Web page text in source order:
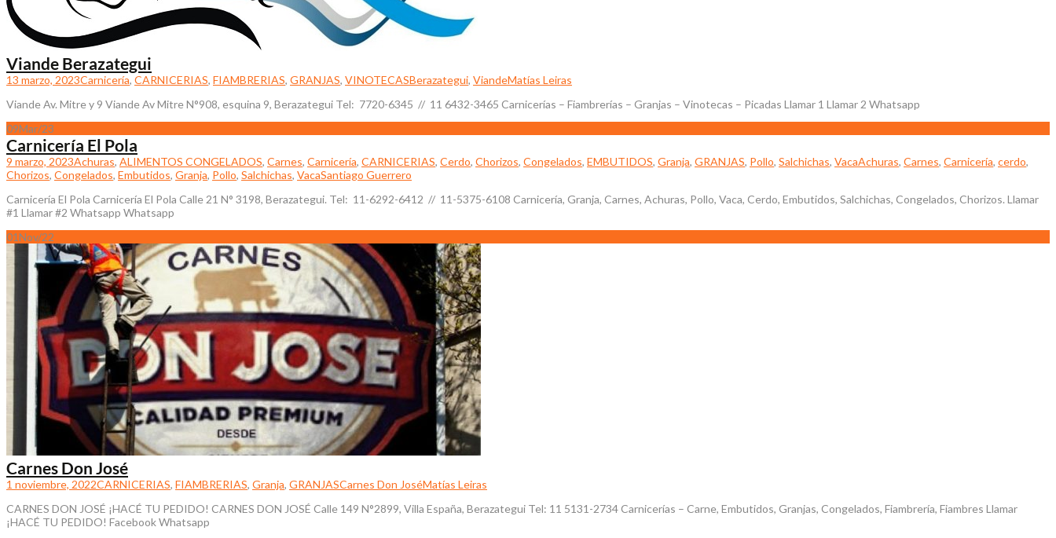
Viande Berazategui
13 marzo, 2023Carnicería, CARNICERIAS, FIAMBRERIAS, GRANJAS, VINOTECASBerazategui, ViandeMatías Leiras
Viande Av. Mitre y 9 Viande Av Mitre N°908, esquina 9, Berazategui Tel: 7720-6345 // 11 6432-3465 Carnicerías – Fiambrerías – Granjas – Vinotecas – Picadas Llamar 1 Llamar 2 Whatsapp
09Mar/23
Carnicería El Pola
9 marzo, 2023Achuras, ALIMENTOS CONGELADOS, Carnes, Carnicería, CARNICERIAS, Cerdo, Chorizos, Congelados, EMBUTIDOS, Granja, GRANJAS, Pollo, Salchichas, VacaAchuras, Carnes, Carnicería, cerdo,
Chorizos, Congelados, Embutidos, Granja, Pollo, Salchichas, VacaSantiago Guerrero
Carnicería El Pola Carnicería El Pola Calle 21 N° 3198, Berazategui. Tel: 11-6292-6412 // 11-5375-6108 Carnicería, Granja, Carnes, Achuras, Pollo, Vaca, Cerdo, Embutidos, Salchichas, Congelados, Chorizos. Llamar
#1 Llamar #2 Whatsapp Whatsapp
01Nov/22
Carnes Don José
1 noviembre, 2022CARNICERIAS, FIAMBRERIAS, Granja, GRANJASCarnes Don JoséMatías Leiras
CARNES DON JOSÉ ¡HACÉ TU PEDIDO! CARNES DON JOSÉ Calle 149 N°2899, Villa España, Berazategui Tel: 11 5131-2734 Carnicerías – Carne, Embutidos, Granjas, Congelados, Fiambrería, Fiambres Llamar
¡HACÉ TU PEDIDO! Facebook Whatsapp